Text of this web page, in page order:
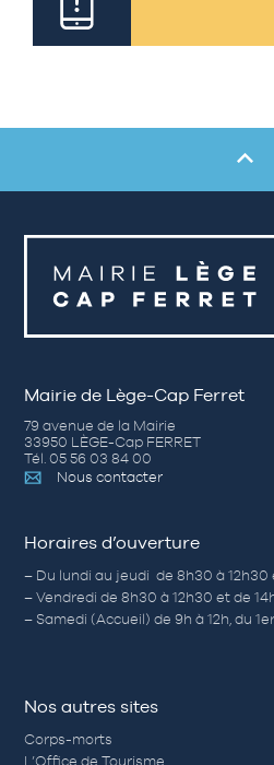
Mairie de Lège-Cap Ferret
79 avenue de la Mairie
33950 LÈGE-Cap FERRET
Tél. 05 56 03 84 00
Nous contacter
Horaires d’ouverture
– Du lundi au jeudi de 8h30 à 12h30
– Vendredi de 8h30 à 12h30 et de
– Samedi (Accueil) de 9h à 12h, du
Nos autres sites
Corps-morts
L’Office de Tourisme